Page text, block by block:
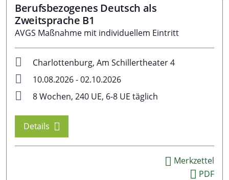
Berufsbezogenes Deutsch als
Zweitsprache B1
AVGS Maßnahme mit individuellem Eintritt
Charlottenburg, Am Schillertheater 4
10.08.2026 - 02.10.2026
8 Wochen, 240 UE, 6-8 UE täglich
Details
Merkzettel
PDF